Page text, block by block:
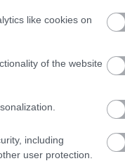
like cookies on
of the website
including
user protection.
projekt
szavazati
2018
2018
2018
2018
RSS 2.0